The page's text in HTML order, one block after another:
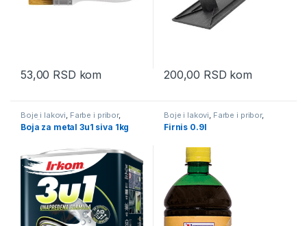
53,00 RSD kom 200,00 RSD kom
Boje i lakovi Farbe i pribor,
Završne boje za metal i drvo
Boja za metal 3u1 siva 1kg
Boje i lakovi Farbe i pribor,
Premazi za metal i drvo
Firnis 0.9l